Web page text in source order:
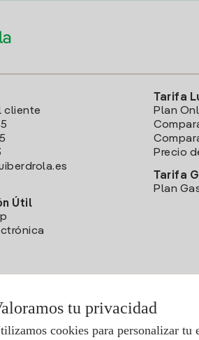
cliente
Útil
Tarifa
Plan
Precio
Tarifa
Plan
tu privacidad
cookies para personalizar tu